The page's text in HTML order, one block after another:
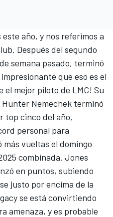
año, y nos referimos a
Después del segundo
semana pasado, terminó
que eso es el
el mejor piloto de LMC! Su
Nemechek terminó
top cinco del año,
personal para
más vueltas el domingo
combinada. Jones
en puntos, subiendo
justo por encima de la
se está convirtiendo
amenaza, y es probable